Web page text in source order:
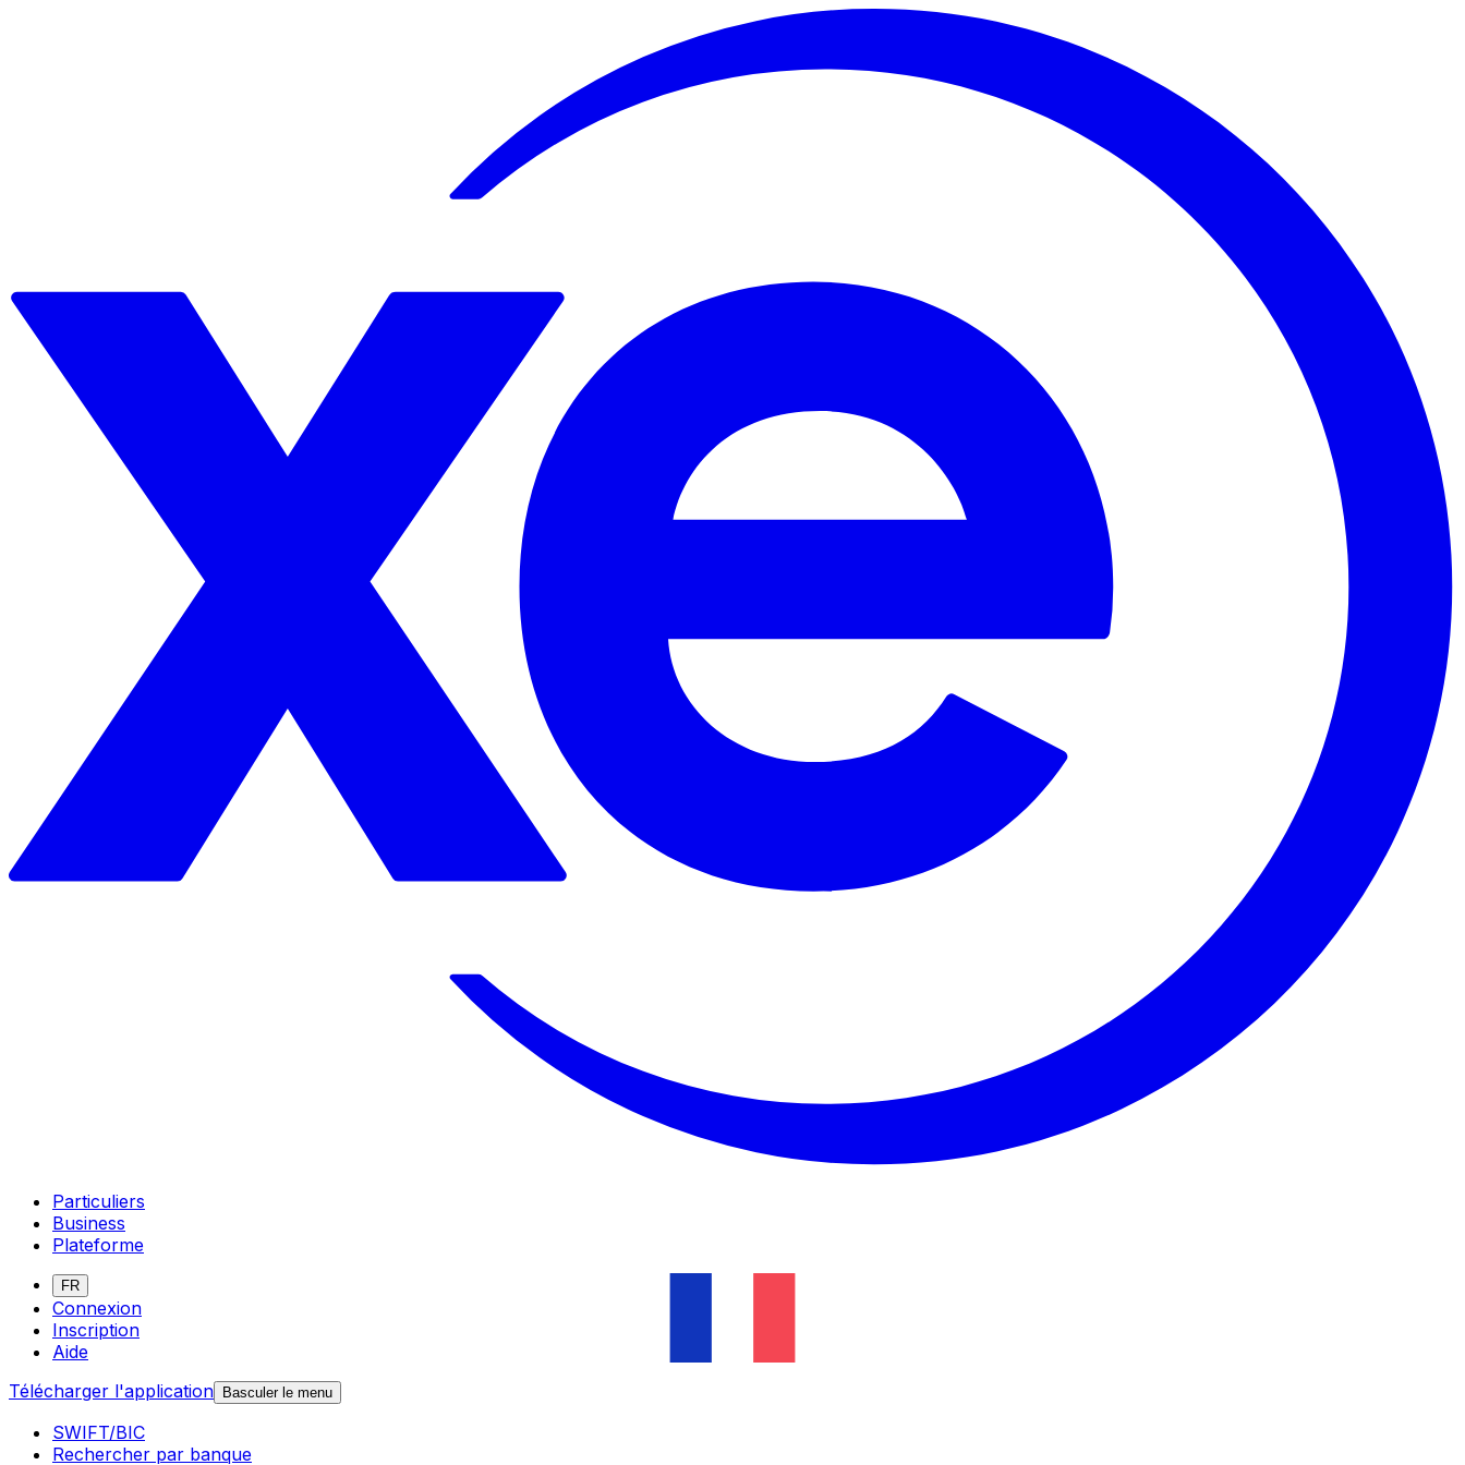
Particuliers
Business
Plateforme
FR
Connexion
Inscription
Aide
Télécharger l'application Basculer le menu
SWIFT/BIC
Rechercher par banque